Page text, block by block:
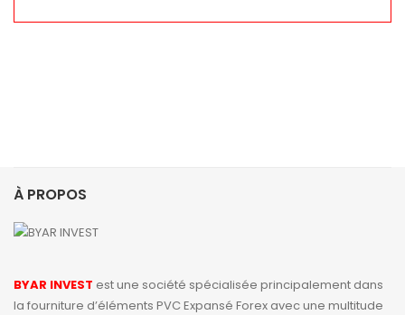
À PROPOS
BYAR INVEST est une société spécialisée principalement dans
la fourniture d’éléments PVC Expansé Forex avec une multitude